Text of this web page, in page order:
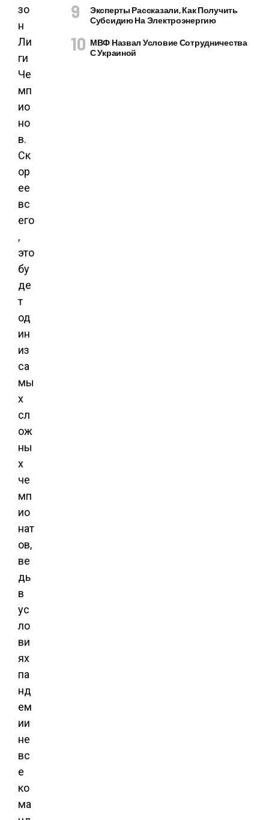
зо
н
Ли
ги
Че
мп
ио
но
в.
Ск
ор
ее
вс
его
,
это
бу
де
т
од
ин
из
са
мы
х
сл
ож
ны
х
че
мп
ио
нат
ов,
ве
дь
в
ус
ло
ви
ях
па
нд
ем
ии
не
вс
е
ко
ма
Эксперты Рассказали, Как Получить
Субсидию На Электроэнергию
МВФ Назвал Условие Сотрудничества
С Украиной